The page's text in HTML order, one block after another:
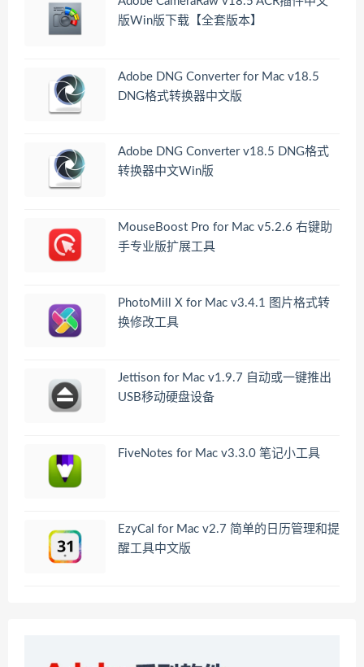
版Win版下载【全套版本】
Adobe DNG Converter for Mac v18.5
DNG格式转换器中文版
Adobe DNG Converter v18.5 DNG格式
转换器中文Win版
MouseBoost Pro for Mac v5.2.6 右键助
手专业版扩展工具
PhotoMill X for Mac v3.4.1 图片格式转
换修改工具
Jettison for Mac v1.9.7 自动或一键推出
USB移动硬盘设备
FiveNotes for Mac v3.3.0 笔记小工具
EzyCal for Mac v2.7 简单的日历管理和提
醒工具中文版